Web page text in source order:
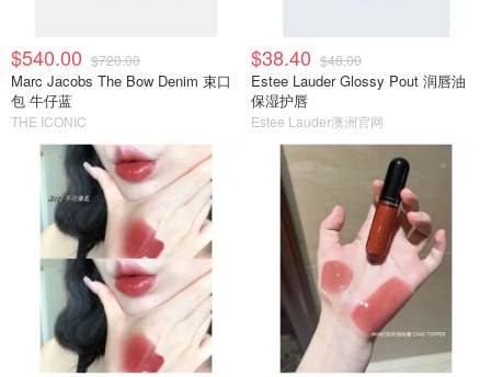
$540.00 $720.00
Marc Jacobs The Bow Denim 束口
包 牛仔蓝
THE ICONIC
$38.40 $48.00
Estee Lauder Glossy Pout 润唇油
保湿护唇
Estee Lauder澳洲官网